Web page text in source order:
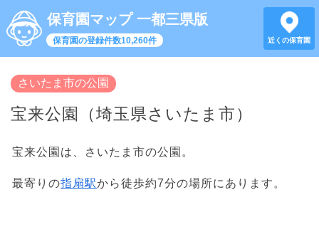
保育園マップ 一都三県版
保育園の登録件数10,260件 近くの保育園
さいたま市の公園
宝来公園（埼玉県さいたま市）
宝来公園は、さいたま市の公園。
最寄りの指扇駅から徒歩約7分の場所にあります。